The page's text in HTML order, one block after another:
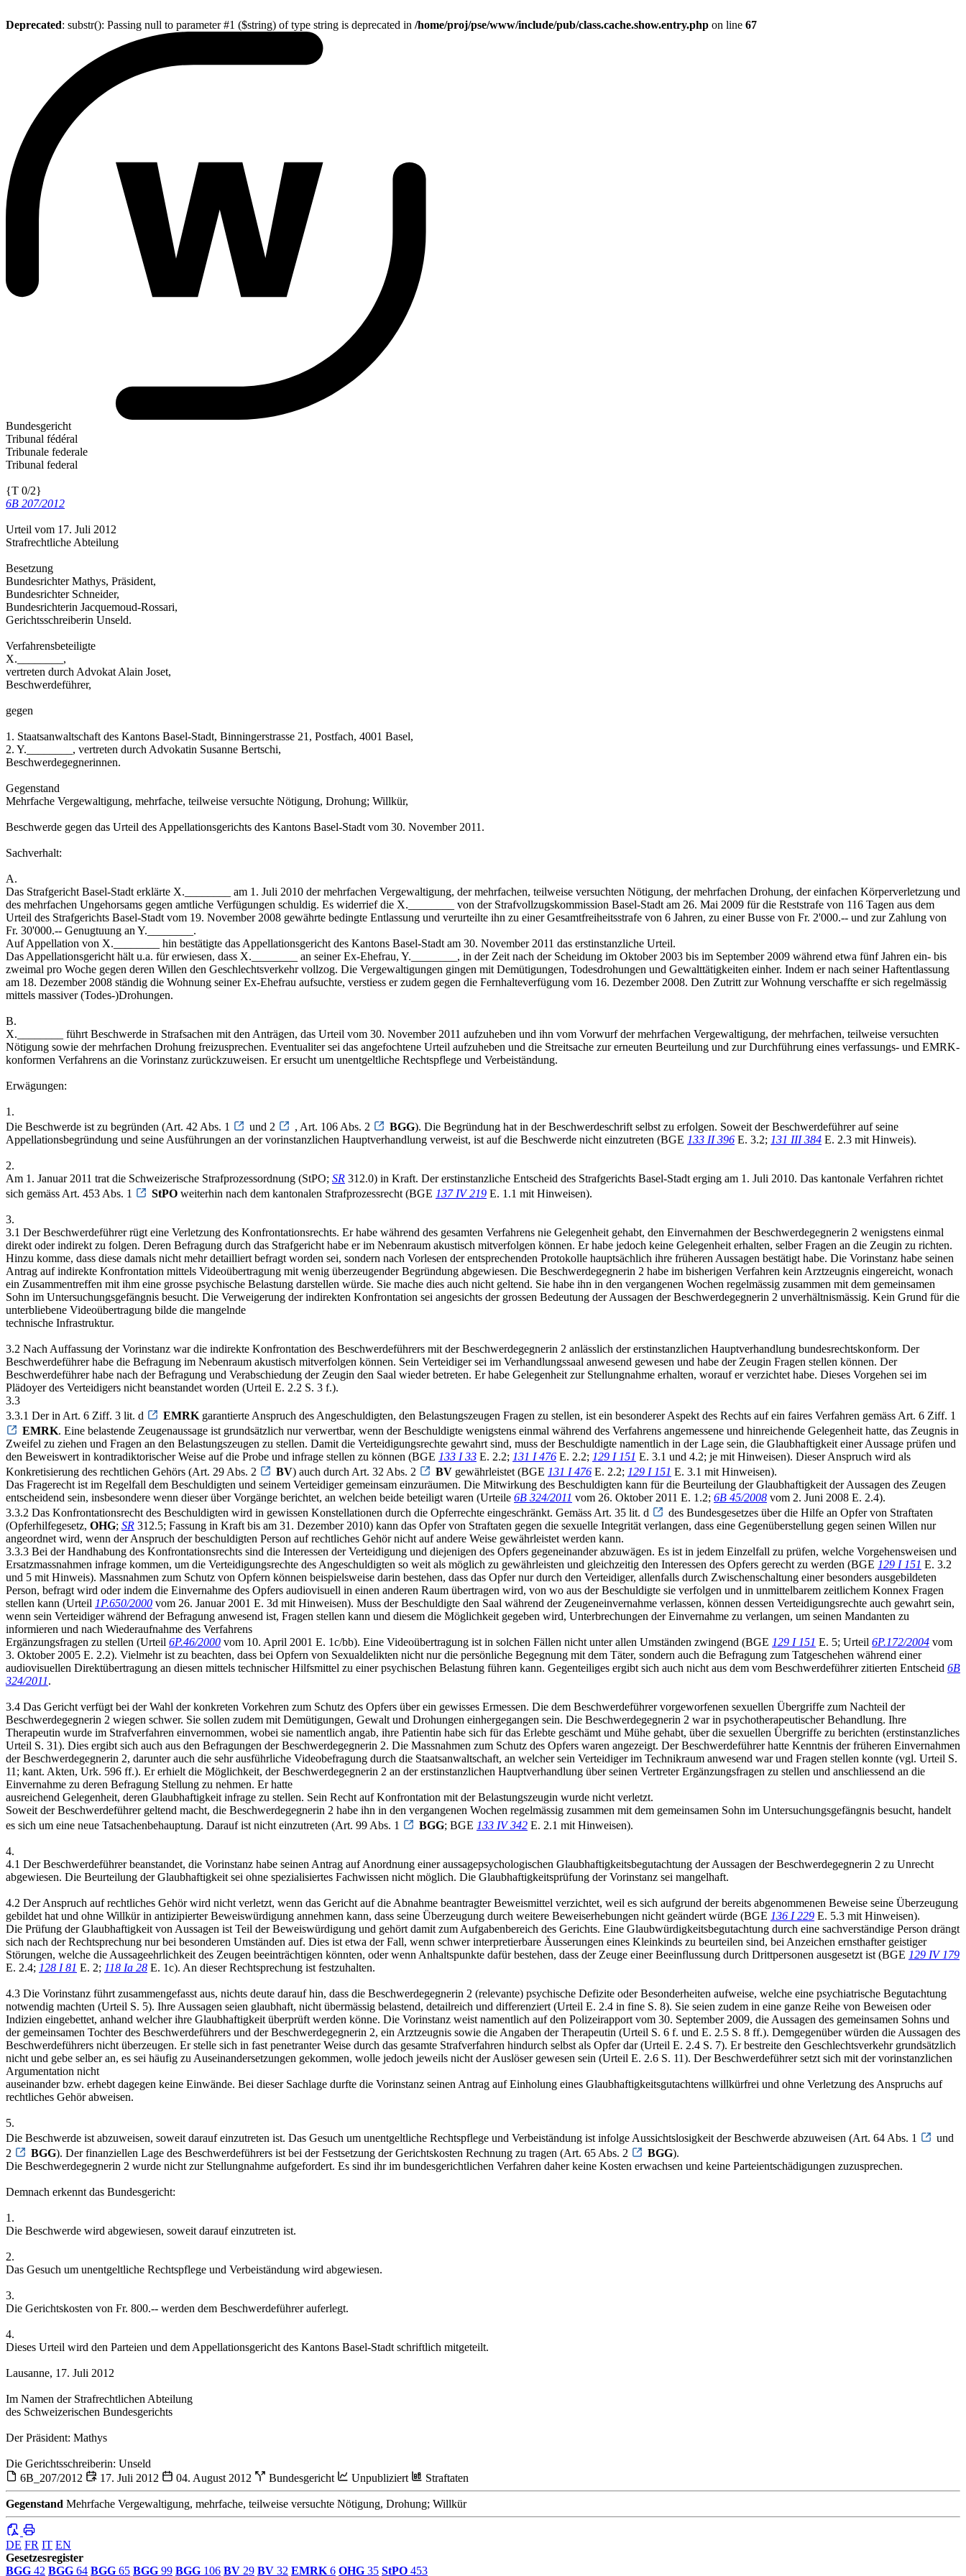
Deprecated: substr(): Passing null to parameter #1 ($string) of type string is deprecated in /home/proj/pse/www/include/pub/class.cache.show.entry.php on line 67
Bundesgericht
Tribunal fédéral
Tribunale federale
Tribunal federal
{T 0/2}
6B 207/2012
Urteil vom 17. Juli 2012
Strafrechtliche Abteilung
Besetzung
Bundesrichter Mathys, Präsident,
Bundesrichter Schneider,
Bundesrichterin Jacquemoud-Rossari,
Gerichtsschreiberin Unseld.
Verfahrensbeteiligte
X.________,
vertreten durch Advokat Alain Joset,
Beschwerdeführer,
gegen
1. Staatsanwaltschaft des Kantons Basel-Stadt, Binningerstrasse 21, Postfach, 4001 Basel,
2. Y.________, vertreten durch Advokatin Susanne Bertschi,
Beschwerdegegnerinnen.
Gegenstand
Mehrfache Vergewaltigung, mehrfache, teilweise versuchte Nötigung, Drohung; Willkür,
Beschwerde gegen das Urteil des Appellationsgerichts des Kantons Basel-Stadt vom 30. November 2011.
Sachverhalt:
A.
Das Strafgericht Basel-Stadt erklärte X.________ am 1. Juli 2010 der mehrfachen Vergewaltigung, der mehrfachen, teilweise versuchten Nötigung, der mehrfachen Drohung, der einfachen Körperverletzung und
des mehrfachen Ungehorsams gegen amtliche Verfügungen schuldig. Es widerrief die X.________ von der Strafvollzugskommission Basel-Stadt am 26. Mai 2009 für die Reststrafe von 116 Tagen aus dem
Urteil des Strafgerichts Basel-Stadt vom 19. November 2008 gewährte bedingte Entlassung und verurteilte ihn zu einer Gesamtfreiheitsstrafe von 6 Jahren, zu einer Busse von Fr. 2'000.-- und zur Zahlung von
Fr. 30'000.-- Genugtuung an Y.________.
Auf Appellation von X.________ hin bestätigte das Appellationsgericht des Kantons Basel-Stadt am 30. November 2011 das erstinstanzliche Urteil.
Das Appellationsgericht hält u.a. für erwiesen, dass X.________ an seiner Ex-Ehefrau, Y.________, in der Zeit nach der Scheidung im Oktober 2003 bis im September 2009 während etwa fünf Jahren ein- bis
zweimal pro Woche gegen deren Willen den Geschlechtsverkehr vollzog. Die Vergewaltigungen gingen mit Demütigungen, Todesdrohungen und Gewalttätigkeiten einher. Indem er nach seiner Haftentlassung
am 18. Dezember 2008 ständig die Wohnung seiner Ex-Ehefrau aufsuchte, verstiess er zudem gegen die Fernhalteverfügung vom 16. Dezember 2008. Den Zutritt zur Wohnung verschaffte er sich regelmässig
mittels massiver (Todes-)Drohungen.
B.
X.________ führt Beschwerde in Strafsachen mit den Anträgen, das Urteil vom 30. November 2011 aufzuheben und ihn vom Vorwurf der mehrfachen Vergewaltigung, der mehrfachen, teilweise versuchten
Nötigung sowie der mehrfachen Drohung freizusprechen. Eventualiter sei das angefochtene Urteil aufzuheben und die Streitsache zur erneuten Beurteilung und zur Durchführung eines verfassungs- und EMRK-
konformen Verfahrens an die Vorinstanz zurückzuweisen. Er ersucht um unentgeltliche Rechtspflege und Verbeiständung.
Erwägungen:
1.
Die Beschwerde ist zu begründen (Art. 42 Abs. 1
und 2 , Art. 106 Abs. 2 BGG). Die Begründung hat in der Beschwerdeschrift selbst zu erfolgen. Soweit der Beschwerdeführer auf seine
Appellationsbegründung und seine Ausführungen an der vorinstanzlichen Hauptverhandlung verweist, ist auf die Beschwerde nicht einzutreten (BGE 133 II 396 E. 3.2; 131 III 384 E. 2.3 mit Hinweis).
2.
Am 1. Januar 2011 trat die Schweizerische Strafprozessordnung (StPO; SR 312.0) in Kraft. Der erstinstanzliche Entscheid des Strafgerichts Basel-Stadt erging am 1. Juli 2010. Das kantonale Verfahren richtet
sich gemäss Art. 453 Abs. 1
StPO weiterhin nach dem kantonalen Strafprozessrecht (BGE 137 IV 219 E. 1.1 mit Hinweisen).
3.
3.1 Der Beschwerdeführer rügt eine Verletzung des Konfrontationsrechts. Er habe während des gesamten Verfahrens nie Gelegenheit gehabt, den Einvernahmen der Beschwerdegegnerin 2 wenigstens einmal
direkt oder indirekt zu folgen. Deren Befragung durch das Strafgericht habe er im Nebenraum akustisch mitverfolgen können. Er habe jedoch keine Gelegenheit erhalten, selber Fragen an die Zeugin zu richten.
Hinzu komme, dass diese damals nicht mehr detailliert befragt worden sei, sondern nach Vorlesen der entsprechenden Protokolle hauptsächlich ihre früheren Aussagen bestätigt habe. Die Vorinstanz habe seinen
Antrag auf indirekte Konfrontation mittels Videoübertragung mit wenig überzeugender Begründung abgewiesen. Die Beschwerdegegnerin 2 habe im bisherigen Verfahren kein Arztzeugnis eingereicht, wonach
ein Zusammentreffen mit ihm eine grosse psychische Belastung darstellen würde. Sie mache dies auch nicht geltend. Sie habe ihn in den vergangenen Wochen regelmässig zusammen mit dem gemeinsamen
Sohn im Untersuchungsgefängnis besucht. Die Verweigerung der indirekten Konfrontation sei angesichts der grossen Bedeutung der Aussagen der Beschwerdegegnerin 2 unverhältnismässig. Kein Grund für die
unterbliebene Videoübertragung bilde die mangelnde
technische Infrastruktur.
3.2 Nach Auffassung der Vorinstanz war die indirekte Konfrontation des Beschwerdeführers mit der Beschwerdegegnerin 2 anlässlich der erstinstanzlichen Hauptverhandlung bundesrechtskonform. Der
Beschwerdeführer habe die Befragung im Nebenraum akustisch mitverfolgen können. Sein Verteidiger sei im Verhandlungssaal anwesend gewesen und habe der Zeugin Fragen stellen können. Der
Beschwerdeführer habe nach der Befragung und Verabschiedung der Zeugin den Saal wieder betreten. Er habe Gelegenheit zur Stellungnahme erhalten, worauf er verzichtet habe. Dieses Vorgehen sei im
Plädoyer des Verteidigers nicht beanstandet worden (Urteil E. 2.2 S. 3 f.).
3.3
3.3.1 Der in Art. 6 Ziff. 3 lit. d
EMRK garantierte Anspruch des Angeschuldigten, den Belastungszeugen Fragen zu stellen, ist ein besonderer Aspekt des Rechts auf ein faires Verfahren gemäss Art. 6 Ziff. 1
EMRK. Eine belastende Zeugenaussage ist grundsätzlich nur verwertbar, wenn der Beschuldigte wenigstens einmal während des Verfahrens angemessene und hinreichende Gelegenheit hatte, das Zeugnis in
Zweifel zu ziehen und Fragen an den Belastungszeugen zu stellen. Damit die Verteidigungsrechte gewahrt sind, muss der Beschuldigte namentlich in der Lage sein, die Glaubhaftigkeit einer Aussage prüfen und
den Beweiswert in kontradiktorischer Weise auf die Probe und infrage stellen zu können (BGE 133 I 33 E. 2.2; 131 I 476 E. 2.2; 129 I 151 E. 3.1 und 4.2; je mit Hinweisen). Dieser Anspruch wird als
Konkretisierung des rechtlichen Gehörs (Art. 29 Abs. 2
BV) auch durch Art. 32 Abs. 2 BV gewährleistet (BGE 131 I 476 E. 2.2; 129 I 151 E. 3.1 mit Hinweisen).
Das Fragerecht ist im Regelfall dem Beschuldigten und seinem Verteidiger gemeinsam einzuräumen. Die Mitwirkung des Beschuldigten kann für die Beurteilung der Glaubhaftigkeit der Aussagen des Zeugen
entscheidend sein, insbesondere wenn dieser über Vorgänge berichtet, an welchen beide beteiligt waren (Urteile 6B 324/2011 vom 26. Oktober 2011 E. 1.2; 6B 45/2008 vom 2. Juni 2008 E. 2.4).
3.3.2 Das Konfrontationsrecht des Beschuldigten wird in gewissen Konstellationen durch die Opferrechte eingeschränkt. Gemäss Art. 35 lit. d
des Bundesgesetzes über die Hilfe an Opfer von Straftaten
(Opferhilfegesetz, OHG; SR 312.5; Fassung in Kraft bis am 31. Dezember 2010) kann das Opfer von Straftaten gegen die sexuelle Integrität verlangen, dass eine Gegenüberstellung gegen seinen Willen nur
angeordnet wird, wenn der Anspruch der beschuldigten Person auf rechtliches Gehör nicht auf andere Weise gewährleistet werden kann.
3.3.3 Bei der Handhabung des Konfrontationsrechts sind die Interessen der Verteidigung und diejenigen des Opfers gegeneinander abzuwägen. Es ist in jedem Einzelfall zu prüfen, welche Vorgehensweisen und
Ersatzmassnahmen infrage kommen, um die Verteidigungsrechte des Angeschuldigten so weit als möglich zu gewährleisten und gleichzeitig den Interessen des Opfers gerecht zu werden (BGE 129 I 151 E. 3.2
und 5 mit Hinweis). Massnahmen zum Schutz von Opfern können beispielsweise darin bestehen, dass das Opfer nur durch den Verteidiger, allenfalls durch Zwischenschaltung einer besonders ausgebildeten
Person, befragt wird oder indem die Einvernahme des Opfers audiovisuell in einen anderen Raum übertragen wird, von wo aus der Beschuldigte sie verfolgen und in unmittelbarem zeitlichem Konnex Fragen
stellen kann (Urteil 1P.650/2000 vom 26. Januar 2001 E. 3d mit Hinweisen). Muss der Beschuldigte den Saal während der Zeugeneinvernahme verlassen, können dessen Verteidigungsrechte auch gewahrt sein,
wenn sein Verteidiger während der Befragung anwesend ist, Fragen stellen kann und diesem die Möglichkeit gegeben wird, Unterbrechungen der Einvernahme zu verlangen, um seinen Mandanten zu
informieren und nach Wiederaufnahme des Verfahrens
Ergänzungsfragen zu stellen (Urteil 6P.46/2000 vom 10. April 2001 E. 1c/bb). Eine Videoübertragung ist in solchen Fällen nicht unter allen Umständen zwingend (BGE 129 I 151 E. 5; Urteil 6P.172/2004 vom
3. Oktober 2005 E. 2.2). Vielmehr ist zu beachten, dass bei Opfern von Sexualdelikten nicht nur die persönliche Begegnung mit dem Täter, sondern auch die Befragung zum Tatgeschehen während einer
audiovisuellen Direktübertragung an diesen mittels technischer Hilfsmittel zu einer psychischen Belastung führen kann. Gegenteiliges ergibt sich auch nicht aus dem vom Beschwerdeführer zitierten Entscheid 6B
324/2011.
3.4 Das Gericht verfügt bei der Wahl der konkreten Vorkehren zum Schutz des Opfers über ein gewisses Ermessen. Die dem Beschwerdeführer vorgeworfenen sexuellen Übergriffe zum Nachteil der
Beschwerdegegnerin 2 wiegen schwer. Sie sollen zudem mit Demütigungen, Gewalt und Drohungen einhergegangen sein. Die Beschwerdegegnerin 2 war in psychotherapeutischer Behandlung. Ihre
Therapeutin wurde im Strafverfahren einvernommen, wobei sie namentlich angab, ihre Patientin habe sich für das Erlebte geschämt und Mühe gehabt, über die sexuellen Übergriffe zu berichten (erstinstanzliches
Urteil S. 31). Dies ergibt sich auch aus den Befragungen der Beschwerdegegnerin 2. Die Massnahmen zum Schutz des Opfers waren angezeigt. Der Beschwerdeführer hatte Kenntnis der früheren Einvernahmen
der Beschwerdegegnerin 2, darunter auch die sehr ausführliche Videobefragung durch die Staatsanwaltschaft, an welcher sein Verteidiger im Technikraum anwesend war und Fragen stellen konnte (vgl. Urteil S.
11; kant. Akten, Urk. 596 ff.). Er erhielt die Möglichkeit, der Beschwerdegegnerin 2 an der erstinstanzlichen Hauptverhandlung über seinen Vertreter Ergänzungsfragen zu stellen und anschliessend an die
Einvernahme zu deren Befragung Stellung zu nehmen. Er hatte
ausreichend Gelegenheit, deren Glaubhaftigkeit infrage zu stellen. Sein Recht auf Konfrontation mit der Belastungszeugin wurde nicht verletzt.
Soweit der Beschwerdeführer geltend macht, die Beschwerdegegnerin 2 habe ihn in den vergangenen Wochen regelmässig zusammen mit dem gemeinsamen Sohn im Untersuchungsgefängnis besucht, handelt
es sich um eine neue Tatsachenbehauptung. Darauf ist nicht einzutreten (Art. 99 Abs. 1
BGG; BGE 133 IV 342 E. 2.1 mit Hinweisen).
4.
4.1 Der Beschwerdeführer beanstandet, die Vorinstanz habe seinen Antrag auf Anordnung einer aussagepsychologischen Glaubhaftigkeitsbegutachtung der Aussagen der Beschwerdegegnerin 2 zu Unrecht
abgewiesen. Die Beurteilung der Glaubhaftigkeit sei ohne spezialisiertes Fachwissen nicht möglich. Die Glaubhaftigkeitsprüfung der Vorinstanz sei mangelhaft.
4.2 Der Anspruch auf rechtliches Gehör wird nicht verletzt, wenn das Gericht auf die Abnahme beantragter Beweismittel verzichtet, weil es sich aufgrund der bereits abgenommenen Beweise seine Überzeugung
gebildet hat und ohne Willkür in antizipierter Beweiswürdigung annehmen kann, dass seine Überzeugung durch weitere Beweiserhebungen nicht geändert würde (BGE 136 I 229 E. 5.3 mit Hinweisen).
Die Prüfung der Glaubhaftigkeit von Aussagen ist Teil der Beweiswürdigung und gehört damit zum Aufgabenbereich des Gerichts. Eine Glaubwürdigkeitsbegutachtung durch eine sachverständige Person drängt
sich nach der Rechtsprechung nur bei besonderen Umständen auf. Dies ist etwa der Fall, wenn schwer interpretierbare Äusserungen eines Kleinkinds zu beurteilen sind, bei Anzeichen ernsthafter geistiger
Störungen, welche die Aussageehrlichkeit des Zeugen beeinträchtigen könnten, oder wenn Anhaltspunkte dafür bestehen, dass der Zeuge einer Beeinflussung durch Drittpersonen ausgesetzt ist (BGE 129 IV 179
E. 2.4; 128 I 81 E. 2; 118 Ia 28 E. 1c). An dieser Rechtsprechung ist festzuhalten.
4.3 Die Vorinstanz führt zusammengefasst aus, nichts deute darauf hin, dass die Beschwerdegegnerin 2 (relevante) psychische Defizite oder Besonderheiten aufweise, welche eine psychiatrische Begutachtung
notwendig machten (Urteil S. 5). Ihre Aussagen seien glaubhaft, nicht übermässig belastend, detailreich und differenziert (Urteil E. 2.4 in fine S. 8). Sie seien zudem in eine ganze Reihe von Beweisen oder
Indizien eingebettet, anhand welcher ihre Glaubhaftigkeit überprüft werden könne. Die Vorinstanz weist namentlich auf den Polizeirapport vom 30. September 2009, die Aussagen des gemeinsamen Sohns und
der gemeinsamen Tochter des Beschwerdeführers und der Beschwerdegegnerin 2, ein Arztzeugnis sowie die Angaben der Therapeutin (Urteil S. 6 f. und E. 2.5 S. 8 ff.). Demgegenüber würden die Aussagen des
Beschwerdeführers nicht überzeugen. Er stelle sich in fast penetranter Weise durch das gesamte Strafverfahren hindurch selbst als Opfer dar (Urteil E. 2.4 S. 7). Er bestreite den Geschlechtsverkehr grundsätzlich
nicht und gebe selber an, es sei häufig zu Auseinandersetzungen gekommen, wolle jedoch jeweils nicht der Auslöser gewesen sein (Urteil E. 2.6 S. 11). Der Beschwerdeführer setzt sich mit der vorinstanzlichen
Argumentation nicht
auseinander bzw. erhebt dagegen keine Einwände. Bei dieser Sachlage durfte die Vorinstanz seinen Antrag auf Einholung eines Glaubhaftigkeitsgutachtens willkürfrei und ohne Verletzung des Anspruchs auf
rechtliches Gehör abweisen.
5.
Die Beschwerde ist abzuweisen, soweit darauf einzutreten ist. Das Gesuch um unentgeltliche Rechtspflege und Verbeiständung ist infolge Aussichtslosigkeit der Beschwerde abzuweisen (Art. 64 Abs. 1
und
2
BGG). Der finanziellen Lage des Beschwerdeführers ist bei der Festsetzung der Gerichtskosten Rechnung zu tragen (Art. 65 Abs. 2 BGG).
Die Beschwerdegegnerin 2 wurde nicht zur Stellungnahme aufgefordert. Es sind ihr im bundesgerichtlichen Verfahren daher keine Kosten erwachsen und keine Parteientschädigungen zuzusprechen.
Demnach erkennt das Bundesgericht:
1.
Die Beschwerde wird abgewiesen, soweit darauf einzutreten ist.
2.
Das Gesuch um unentgeltliche Rechtspflege und Verbeiständung wird abgewiesen.
3.
Die Gerichtskosten von Fr. 800.-- werden dem Beschwerdeführer auferlegt.
4.
Dieses Urteil wird den Parteien und dem Appellationsgericht des Kantons Basel-Stadt schriftlich mitgeteilt.
Lausanne, 17. Juli 2012
Im Namen der Strafrechtlichen Abteilung
des Schweizerischen Bundesgerichts
Der Präsident: Mathys
Die Gerichtsschreiberin: Unseld
6B_207/2012
17. Juli 2012 04. August 2012 Bundesgericht Unpubliziert Straftaten
Gegenstand Mehrfache Vergewaltigung, mehrfache, teilweise versuchte Nötigung, Drohung; Willkür
DE FR IT EN
Gesetzesregister
BGG 42 BGG 64 BGG 65 BGG 99 BGG 106 BV 29 BV 32 EMRK 6 OHG 35 StPO 453